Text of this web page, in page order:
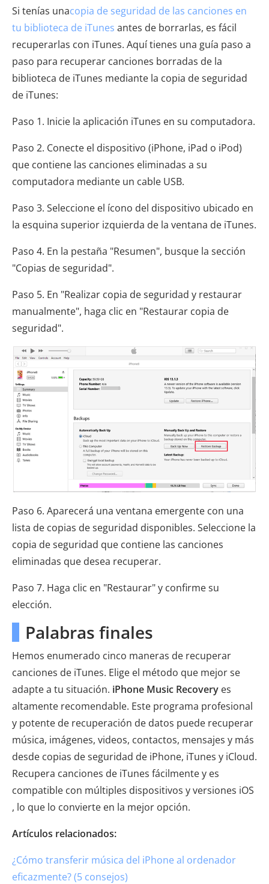
Si tenías unacopia de seguridad de las canciones en
tu biblioteca de iTunes antes de borrarlas, es fácil
recuperarlas con iTunes. Aquí tienes una guía paso a
paso para recuperar canciones borradas de la
biblioteca de iTunes mediante la copia de seguridad
de iTunes:
Paso 1. Inicie la aplicación iTunes en su computadora.
Paso 2. Conecte el dispositivo (iPhone, iPad o iPod)
que contiene las canciones eliminadas a su
computadora mediante un cable USB.
Paso 3. Seleccione el ícono del dispositivo ubicado en
la esquina superior izquierda de la ventana de iTunes.
Paso 4. En la pestaña "Resumen", busque la sección
"Copias de seguridad".
Paso 5. En "Realizar copia de seguridad y restaurar
manualmente", haga clic en "Restaurar copia de
seguridad".
Paso 6. Aparecerá una ventana emergente con una
lista de copias de seguridad disponibles. Seleccione la
copia de seguridad que contiene las canciones
eliminadas que desea recuperar.
Paso 7. Haga clic en "Restaurar" y confirme su
elección.
Palabras finales
Hemos enumerado cinco maneras de recuperar
canciones de iTunes. Elige el método que mejor se
adapte a tu situación. iPhone Music Recovery es
altamente recomendable. Este programa profesional
y potente de recuperación de datos puede recuperar
música, imágenes, videos, contactos, mensajes y más
desde copias de seguridad de iPhone, iTunes y iCloud.
Recupera canciones de iTunes fácilmente y es
compatible con múltiples dispositivos y versiones iOS
, lo que lo convierte en la mejor opción.
Artículos relacionados:
¿Cómo transferir música del iPhone al ordenador
eficazmente? (5 consejos)